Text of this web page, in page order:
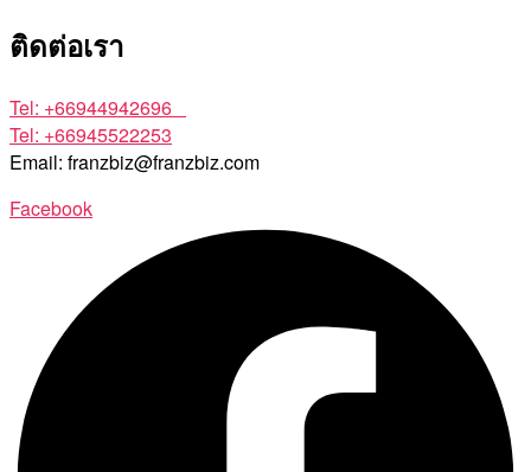
ติดต่อเรา
Tel: +66944942696
Tel: +66945522253
Email: franzbiz@franzbiz.com
Facebook